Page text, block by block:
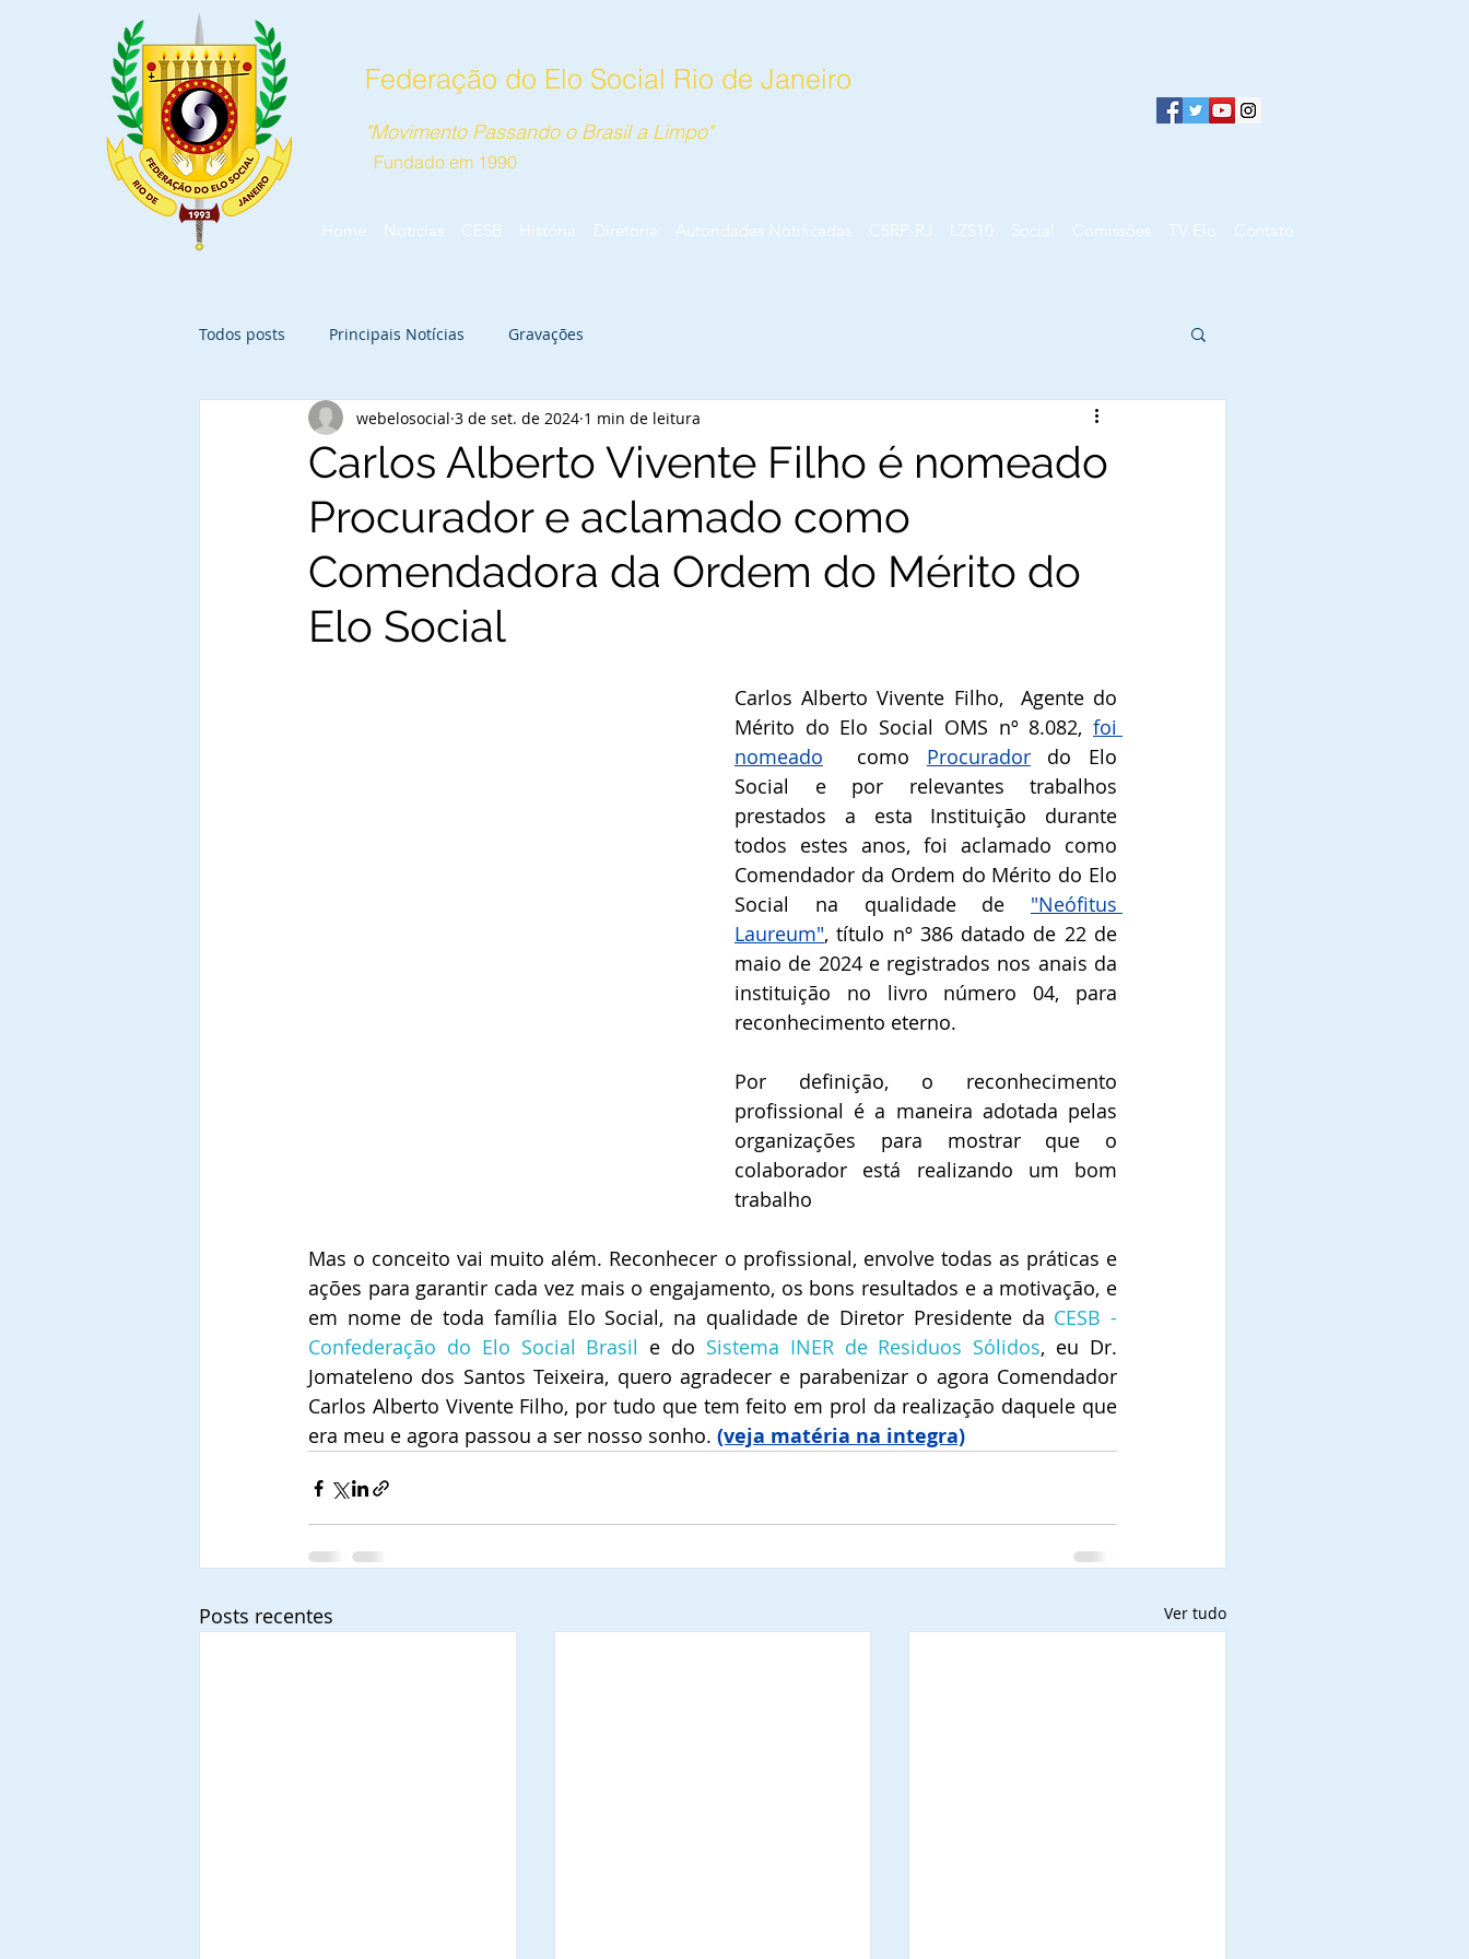
Federação do Elo Social Rio de Janeiro
"Movimento Passando o Brasil a Limpo"
Fundado em 1990
Home Notícias CESB História Diretoria Autoridades Notificadas CSRP-RJ LZS10 Social Comissões TV Elo Contato
Todos posts Principais Notícias Gravações
Carlos Alberto Vivente Filho é nomeado
Procurador e aclamado como
Comendadora da Ordem do Mérito do
Elo Social
webelosocial 3 de set. de 2024 1 min de leitura
Carlos Alberto Vivente Filho,  Agente do
Mérito do Elo Social OMS nº 8.082, foi
nomeado como Procurador do Elo
Social e por relevantes trabalhos
prestados a esta Instituição durante
todos estes anos, foi aclamado como
Comendador da Ordem do Mérito do Elo
Social na qualidade de "Neófitus
Laureum", título nº 386 datado de 22 de
maio de 2024 e registrados nos anais da
instituição no livro número 04, para
reconhecimento eterno.
Por definição, o reconhecimento
profissional é a maneira adotada pelas
organizações para mostrar que o
colaborador está realizando um bom
trabalho
Mas o conceito vai muito além. Reconhecer o profissional, envolve todas as práticas e
ações para garantir cada vez mais o engajamento, os bons resultados e a motivação, e
em nome de toda família Elo Social, na qualidade de Diretor Presidente da CESB -
Confederação do Elo Social Brasil e do Sistema INER de Residuos Sólidos, eu Dr.
Jomateleno dos Santos Teixeira, quero agradecer e parabenizar o agora Comendador
Carlos Alberto Vivente Filho, por tudo que tem feito em prol da realização daquele que
era meu e agora passou a ser nosso sonho. (veja matéria na integra)
Posts recentes Ver tudo